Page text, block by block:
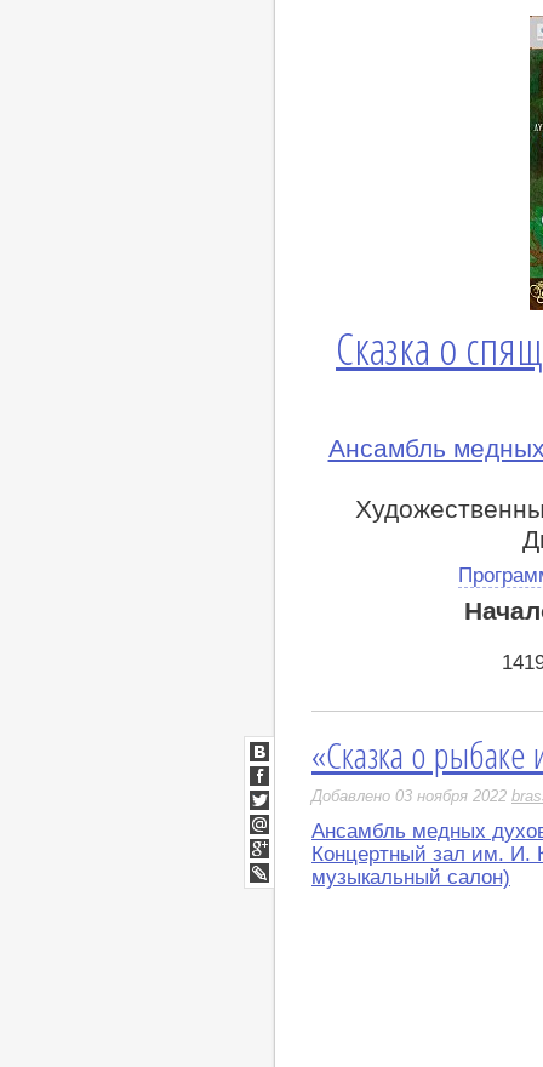
Сказка о
Ансамбль
«Сказка о
Добавлено 03 ноября 2022
Ансамбль медных
Концертный зал им. И.
музыкальный салон)
ВКонтакте
Facebook
Twitter
Мой
Мир
Google+
LiveJournal